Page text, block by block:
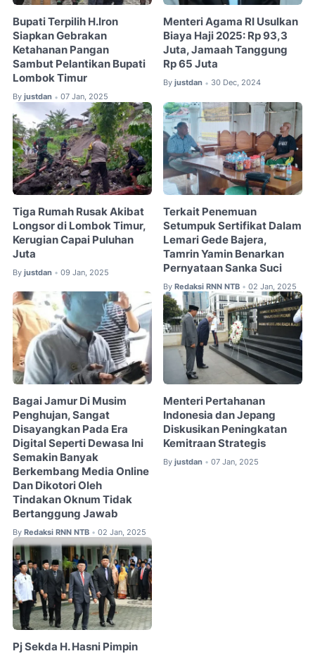
Bupati Terpilih H.Iron
Siapkan Gebrakan
Ketahanan Pangan
Sambut Pelantikan Bupati
Lombok Timur
By justdan • 07 Jan, 2025
Menteri Agama RI Usulkan
Biaya Haji 2025: Rp 93,3
Juta, Jamaah Tanggung
Rp 65 Juta
By justdan • 30 Dec, 2024
Tiga Rumah Rusak Akibat
Longsor di Lombok Timur,
Kerugian Capai Puluhan
Juta
By justdan • 09 Jan, 2025
Terkait Penemuan
Setumpuk Sertifikat Dalam
Lemari Gede Bajera,
Tamrin Yamin Benarkan
Pernyataan Sanka Suci
By Redaksi RNN NTB • 02 Jan, 2025
Bagai Jamur Di Musim
Penghujan, Sangat
Disayangkan Pada Era
Digital Seperti Dewasa Ini
Semakin Banyak
Berkembang Media Online
Dan Dikotori Oleh
Tindakan Oknum Tidak
Bertanggung Jawab
By Redaksi RNN NTB • 02 Jan, 2025
Menteri Pertahanan
Indonesia dan Jepang
Diskusikan Peningkatan
Kemitraan Strategis
By justdan • 07 Jan, 2025
Pj Sekda H. Hasni Pimpin